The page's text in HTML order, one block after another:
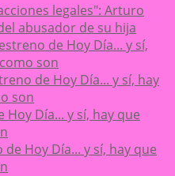
legales": Arturo
abusador de su hija
de Hoy Día... y sí,
son
de Hoy Día... y sí, hay
son
Hoy Día... y sí, hay que
Hoy Día... y sí, hay que